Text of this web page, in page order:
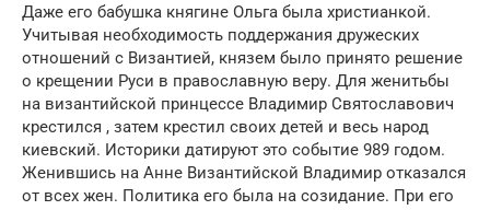
Даже его бабушка княгине Ольга была христианкой.
Учитывая необходимость поддержания дружеских
отношений с Византией, князем было принято решение
о крещении Руси в православную веру. Для женитьбы
на византийской принцессе Владимир Святославович
крестился , затем крестил своих детей и весь народ
киевский. Историки датируют это событие 989 годом.
Женившись на Анне Византийской Владимир отказался
от всех жен. Политика его была на созидание. При его